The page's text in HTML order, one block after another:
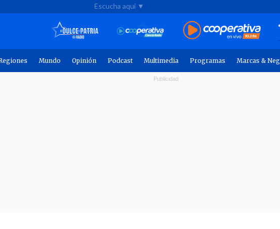
Escucha aquí ▼
Mundo Opinión Podcast Multimedia Programas Marcas &